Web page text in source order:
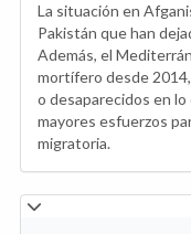
La situación en
Pakistán que han
Además, el
mortífero desde
o desaparecidos en
mayores esfuerzos
migratoria.